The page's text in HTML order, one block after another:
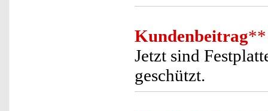
Kundenbeitrag**
Jetzt sind
geschützt.